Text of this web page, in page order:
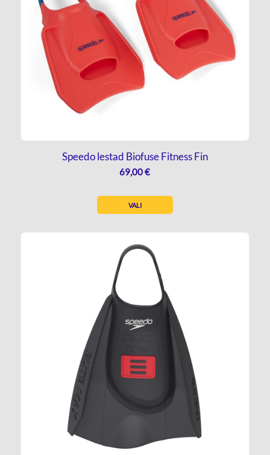
Speedo lestad Biofuse Fitness Fin
69,00€
VALI